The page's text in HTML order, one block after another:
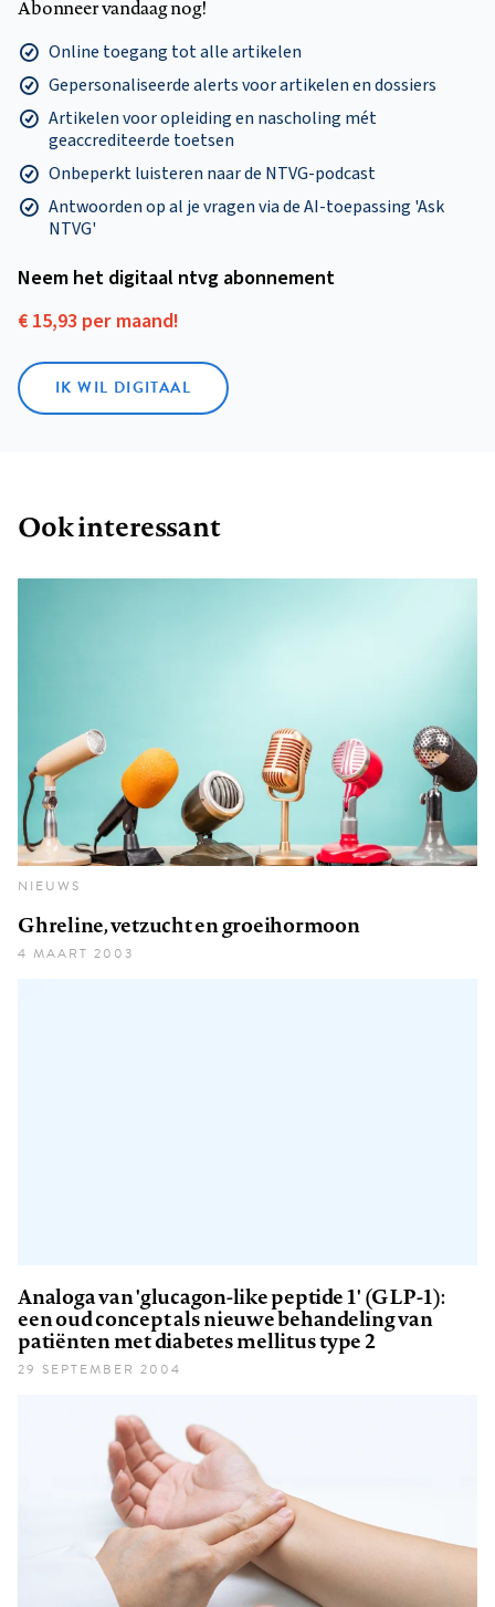
Abonneer vandaag nog!
Online toegang tot alle artikelen
Gepersonaliseerde alerts voor artikelen en dossiers
Artikelen voor opleiding en nascholing mét
geaccrediteerde toetsen
Onbeperkt luisteren naar de NTVG-podcast
Antwoorden op al je vragen via de AI-toepassing 'Ask
NTVG'
Neem het digitaal ntvg abonnement
€ 15,93 per maand!
IK WIL DIGITAAL
Ook interessant
NIEUWS
Ghreline, vetzucht en groeihormoon
4 MAART 2003
Analoga van 'glucagon-like peptide 1' (GLP-1):
een oud concept als nieuwe behandeling van
patiënten met diabetes mellitus type 2
29 SEPTEMBER 2004